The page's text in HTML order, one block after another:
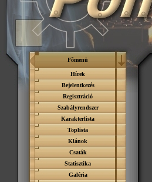
Fõmenü
Hírek
Bejelentkezés
Regisztráció
Szabályrendszer
Karakterlista
Toplista
Klánok
Csaták
Statisztika
Galéria